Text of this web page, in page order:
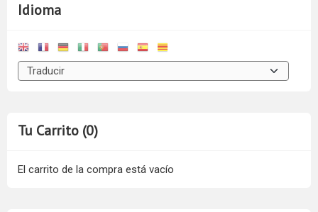
Idioma
Tu Carrito (0)
El carrito de la compra está vacío